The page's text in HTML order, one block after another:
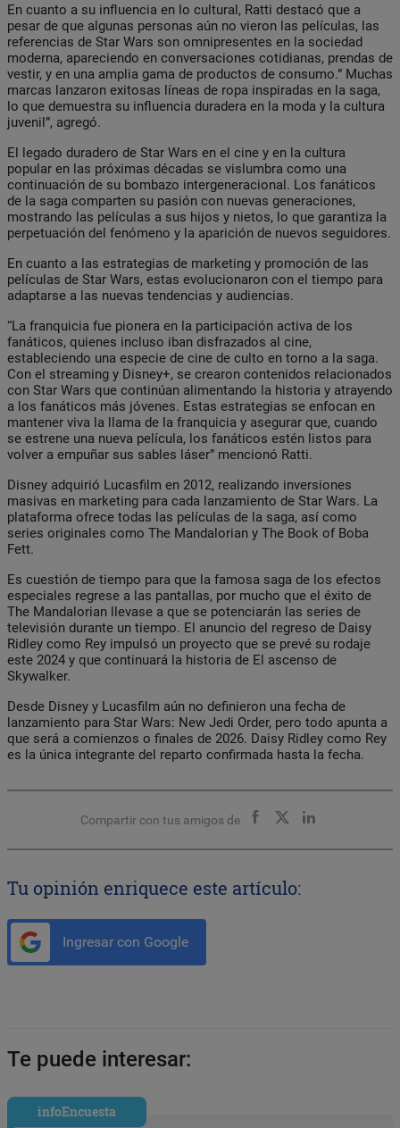
En cuanto a su influencia en lo cultural, Ratti destacó que a
pesar de que algunas personas aún no vieron las películas, las
referencias de Star Wars son omnipresentes en la sociedad
moderna, apareciendo en conversaciones cotidianas, prendas de
vestir, y en una amplia gama de productos de consumo.” Muchas
marcas lanzaron exitosas líneas de ropa inspiradas en la saga,
lo que demuestra su influencia duradera en la moda y la cultura
juvenil”, agregó.
El legado duradero de Star Wars en el cine y en la cultura
popular en las próximas décadas se vislumbra como una
continuación de su bombazo intergeneracional. Los fanáticos
de la saga comparten su pasión con nuevas generaciones,
mostrando las películas a sus hijos y nietos, lo que garantiza la
perpetuación del fenómeno y la aparición de nuevos seguidores.
En cuanto a las estrategias de marketing y promoción de las
películas de Star Wars, estas evolucionaron con el tiempo para
adaptarse a las nuevas tendencias y audiencias.
“La franquicia fue pionera en la participación activa de los
fanáticos, quienes incluso iban disfrazados al cine,
estableciendo una especie de cine de culto en torno a la saga.
Con el streaming y Disney+, se crearon contenidos relacionados
con Star Wars que continúan alimentando la historia y atrayendo
a los fanáticos más jóvenes. Estas estrategias se enfocan en
mantener viva la llama de la franquicia y asegurar que, cuando
se estrene una nueva película, los fanáticos estén listos para
volver a empuñar sus sables láser” mencionó Ratti.
Disney adquirió Lucasfilm en 2012, realizando inversiones
masivas en marketing para cada lanzamiento de Star Wars. La
plataforma ofrece todas las películas de la saga, así como
series originales como The Mandalorian y The Book of Boba
Fett.
Es cuestión de tiempo para que la famosa saga de los efectos
especiales regrese a las pantallas, por mucho que el éxito de
The Mandalorian llevase a que se potenciarán las series de
televisión durante un tiempo. El anuncio del regreso de Daisy
Ridley como Rey impulsó un proyecto que se prevé su rodaje
este 2024 y que continuará la historia de El ascenso de
Skywalker.
Desde Disney y Lucasfilm aún no definieron una fecha de
lanzamiento para Star Wars: New Jedi Order, pero todo apunta a
que será a comienzos o finales de 2026. Daisy Ridley como Rey
es la única integrante del reparto confirmada hasta la fecha.
Compartir con tus amigos de
Tu opinión enriquece este artículo:
Ingresar con Google
Te puede interesar:
infoEncuesta